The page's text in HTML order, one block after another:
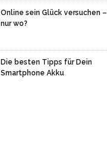
Online sein Glück versuchen –
nur wo?
Die besten Tipps für Dein
Smartphone Akku